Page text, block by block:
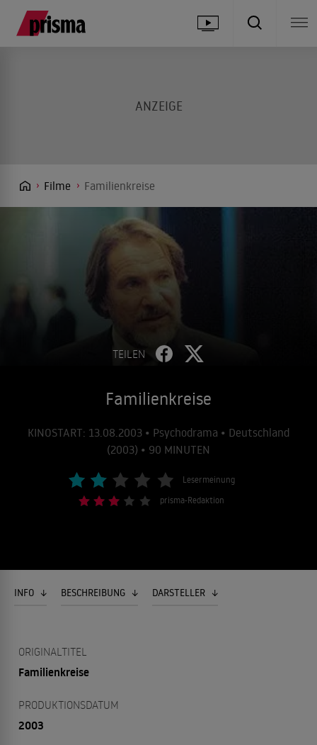
Filme Familienkreise
TEILEN
Familienkreise
KINOSTART: 13.08.2003 • Psychodrama • Deutschland
(2003) • 90 MINUTEN
Lesermeinung
prisma-Redaktion
INFO BESCHREIBUNG DARSTELLER
ORIGINALTITEL
Familienkreise
PRODUKTIONSDATUM
2003